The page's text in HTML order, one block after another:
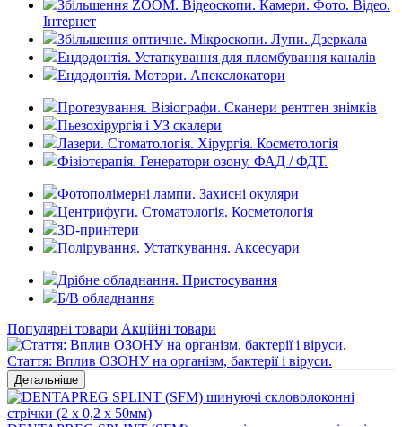
Збільшення ZOOM. Відеоскопи. Камери. Фото. Відео.
Інтернет
Збільшення оптичне. Мікроскопи. Лупи. Дзеркала
Ендодонтія. Устаткування для пломбування каналів
Ендодонтія. Мотори. Апекслокатори
Протезування. Візіографи. Сканери рентген знімків
Пьезохірургія і УЗ cкалери
Лазери. Стоматологія. Хірургія. Косметологія
Фізіотерапія. Генератори озону. ФАД / ФДТ.
Фотополімерні лампи. Захисні окуляри
Центрифуги. Стоматологія. Косметологія
3D-принтери
Полірування. Устаткування. Аксесуари
Дрібне обладнання. Пристосування
Б/В обладнання
Популярні товари Акційні товари
Стаття: Вплив ОЗОНУ на організм, бактерії і віруси.